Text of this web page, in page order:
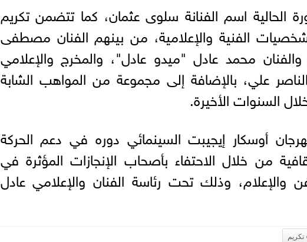
الحالية اسم الفنانة سلوى عثمان، كما تتضمن تكريم
الفنية والإعلامية، من بينهم الفنان مصطفى
والفنان محمد عادل "ميدو عادل"، والمخرج والإعلامي
علي، بالإضافة إلى مجموعة من المواهب الشابة
السنوات الأخيرة.
أوسكار إيجيبت السينمائي دوره في دعم الحركة
من خلال الاحتفاء بأصحاب الإنجازات المؤثرة في
والإعلام، وذلك تحت رئاسة الفنان والإعلامي عادل
تكريم